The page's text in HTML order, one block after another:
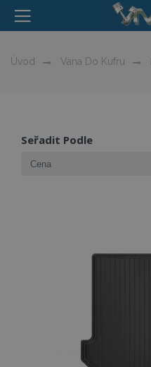
Úvod Vana Do Kufru
Seřadit Podle